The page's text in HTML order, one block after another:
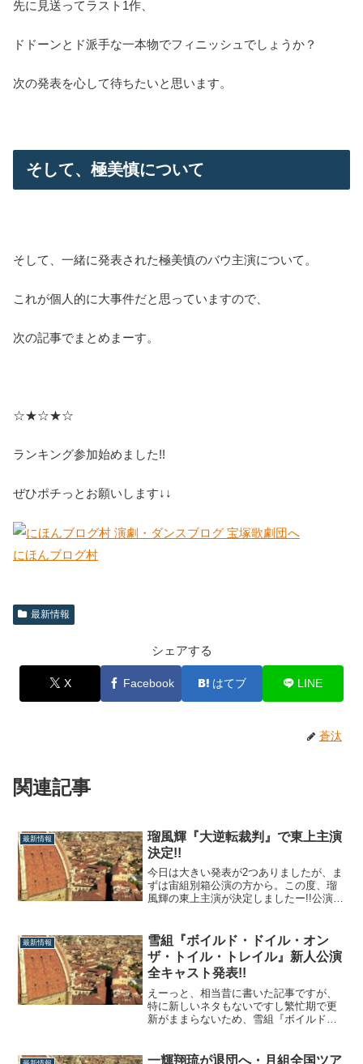
先に見送ってラスト1作、
ドドーンとド派手な一本物でフィニッシュでしょうか？
次の発表を心して待ちたいと思います。
そして、極美慎について
そして、一緒に発表された極美慎のバウ主演について。
これが個人的に大事件だと思っていますので、
次の記事でまとめまーす。
☆★☆★☆
ランキング参加始めました!!
ぜひポチっとお願いします↓↓
にほんブログ村
最新情報
シェアする
X Facebook はてブ LINE
蒼汰
関連記事
最新情報
瑠風輝『大逆転裁判』で東上主演
決定!!
今日は大きい発表が2つありましたが、ま
ずは宙組別箱公演の方から。この度、瑠
風輝の東上主演が決定しましたー!!公演情
力：株式会社カプコン■脚本・演出：鈴木
圭■主演：瑠風輝瑠風輝の東上決定で見え
てくること東上主演決定、まずはおめ
で...
最新情報
雪組『ボイルド・ドイル・オン
ザ・トイル・トレイル』新人公演
全キャスト発表!!
えーっと、相当昔に書いた記事ですが、
特に新しいネタもないですし繁忙期で更
新がままらないため、雪組『ボイルド
す。気になる男役編まず、主演は2度目と
一輝翔琉が退団へ・月組全国ツア